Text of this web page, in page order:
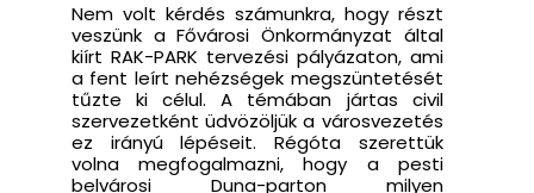
Nem volt kérdés számunkra, hogy részt
veszünk a Fővárosi Önkormányzat által
kiírt RAK-PARK tervezési pályázaton, ami
a fent leírt nehézségek megszüntetését
tűzte ki célul. A témában jártas civil
szervezetként üdvözöljük a városvezetés
ez irányú lépéseit. Régóta szerettük
volna megfogalmazni, hogy a pesti
belvárosi Duna-parton milyen